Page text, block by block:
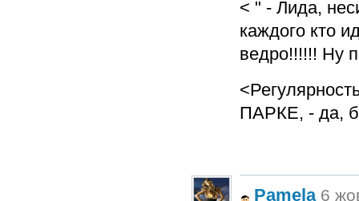
< " - Лида,
каждого кто
ведро!!!!!! Ну
ПАРКЕ, - да,
Pamela 6